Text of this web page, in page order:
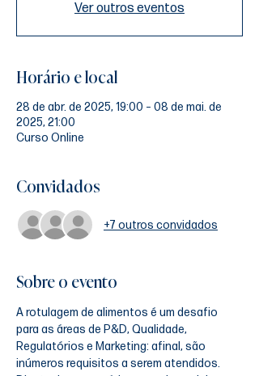
Ver outros eventos
Horário e local
28 de abr. de 2025, 19:00 – 08 de mai. de
2025, 21:00
Curso Online
Convidados
+7 outros convidados
Sobre o evento
A rotulagem de alimentos é um desafio
para as áreas de P&D, Qualidade,
Regulatórios e Marketing: afinal, são
inúmeros requisitos a serem atendidos.